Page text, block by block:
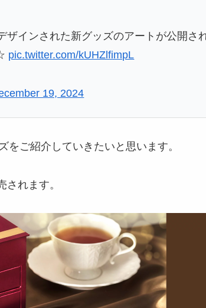
インされた新グッズのアートが公開さ
pic.twitter.com/kUHZlfimpL
19, 2024
をご紹介していきたいと思います。
れます。